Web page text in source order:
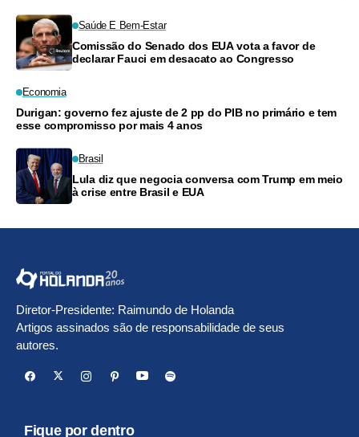
Saúde E Bem-Estar
Comissão do Senado dos EUA vota a favor de
declarar Fauci em desacato ao Congresso
Economia
Durigan: governo fez ajuste de 2 pp do PIB no primário e tem
esse compromisso por mais 4 anos
Brasil
Lula diz que negocia conversa com Trump em meio
à crise entre Brasil e EUA
Diretor-Presidente: Raimundo de Holanda
Artigos assinados são de responsabilidade de seus
autores.
Fique por dentro